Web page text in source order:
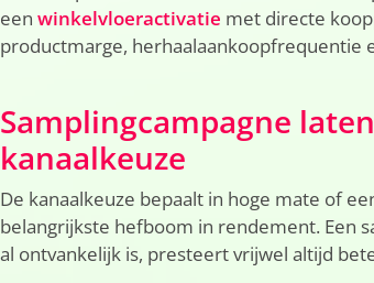
een winkelvloeractivatie met directe
productmarge, herhaalaankoopfrequentie
Samplingcampagne
kanaalkeuze
De kanaalkeuze bepaalt in hoge mate of
belangrijkste hefboom in rendement. Een
al ontvankelijk is, presteert vrijwel altijd